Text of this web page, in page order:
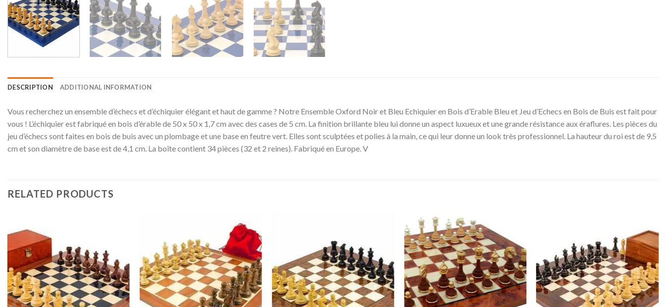
DESCRIPTION ADDITIONAL INFORMATION
Vous recherchez un ensemble d’échecs et d’échiquier élégant et haut de gamme ? Notre Ensemble Oxford Noir et Bleu Echiquier en Bois d’Erable Bleu et Jeu d’Echecs en Bois de Buis est fait pour
vous ! L’échiquier est fabriqué en bois d’érable de 50 x 50 x 1,7 cm avec des cases de 5 cm. La finition brillante bleu lui donne un aspect luxueux et une grande résistance aux éraflures. Les pièces du
jeu d’échecs sont faites en bois de buis avec un plombage et une base en feutre vert. Elles sont sculptées et polies à la main, ce qui leur donne un look très professionnel. La hauteur du roi est de 9,5
cm et son diamètre de base est de 4,1 cm. La boîte contient 34 pièces (32 et 2 reines). Fabriqué en Europe. V
RELATED PRODUCTS